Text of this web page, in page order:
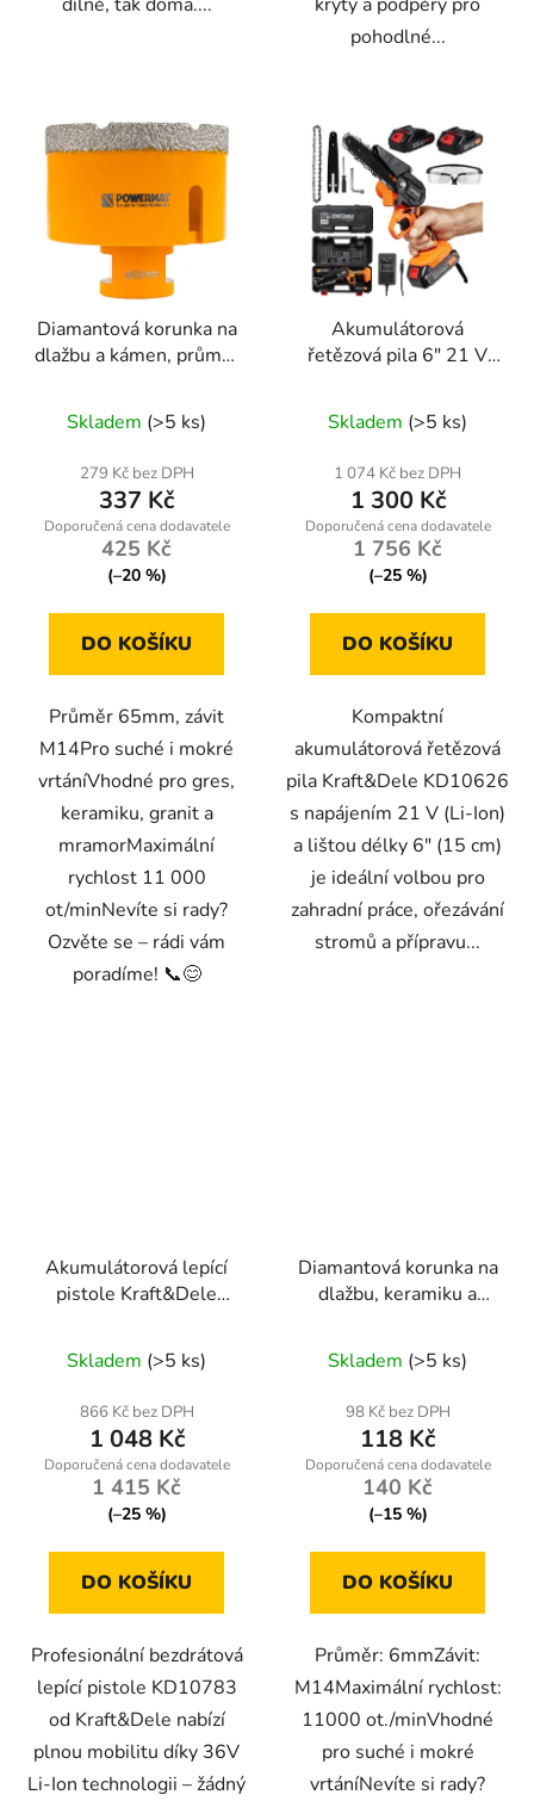
pohodlné...
Diamantová korunka na
dlažbu a kámen, průměr
Skladem (>5 ks)
279 Kč bez DPH
337 Kč
425 Kč
(–20 %)
DO KOŠÍKU
Průměr 65mm, závit
M14Pro suché i mokré
vrtáníVhodné pro gres,
keramiku, granit a
mramorMaximální
rychlost 11 000
ot/minNevíte si rady?
Ozvěte se – rádi vám
poradíme! 📞😊
Akumulátorová
řetězová pila 6" 21 V
Skladem (>5 ks)
1 074 Kč bez DPH
1 300 Kč
1 756 Kč
(–25 %)
DO KOŠÍKU
Kompaktní
akumulátorová řetězová
pila Kraft&Dele KD10626
s napájením 21 V (Li-Ion)
a lištou délky 6" (15 cm)
je ideální volbou pro
zahradní práce, ořezávání
stromů a přípravu...
Akumulátorová lepící
pistole Kraft&Dele
36 V Li-Ion
Skladem (>5 ks)
866 Kč bez DPH
1 048 Kč
1 415 Kč
(–25 %)
DO KOŠÍKU
Profesionální bezdrátová
lepící pistole KD10783
od Kraft&Dele nabízí
plnou mobilitu díky 36V
Li-Ion technologii – žádný
Diamantová korunka na
dlažbu, keramiku a
Skladem (>5 ks)
98 Kč bez DPH
118 Kč
140 Kč
(–15 %)
DO KOŠÍKU
Průměr: 6mmZávit:
M14Maximální rychlost:
11000 ot./minVhodné
pro suché i mokré
vrtáníNevíte si rady?